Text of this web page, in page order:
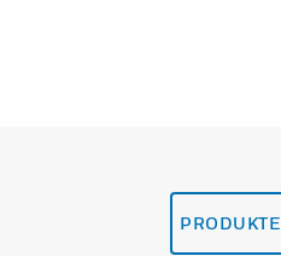
PRODUKTE